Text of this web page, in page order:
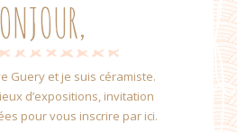
Guery et je suis céramiste.
d’expositions, invitation
pour vous inscrire par ici.